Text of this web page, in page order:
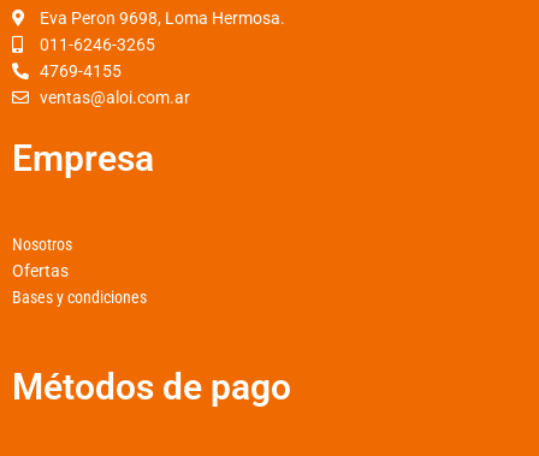
o
r
Eva Peron 9698, Loma Hermosa.
011-6246-3265
4769-4155
ventas@aloi.com.ar
Empresa
Nosotros
Ofertas
Bases y condiciones
Métodos de pago